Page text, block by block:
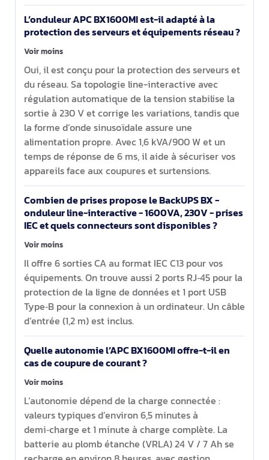
L’onduleur APC BX1600MI est-il adapté à la
protection des serveurs et équipements réseau ?
Voir moins
Oui, il est conçu pour la protection des serveurs et
du réseau. Sa topologie line-interactive avec
régulation automatique de la tension stabilise la
sortie à 230 V et corrige les variations, tandis que
la forme d’onde sinusoïdale assure une
alimentation propre. Avec 1,6 kVA/900 W et un
temps de réponse de 6 ms, il aide à sécuriser vos
appareils face aux coupures et surtensions.
Combien de prises propose le BackUPS BX -
onduleur line-interactive - 1600VA, 230V - prises
IEC et quels connecteurs sont disponibles ?
Voir moins
Il offre 6 sorties CA au format IEC C13 pour vos
équipements. On trouve aussi 2 ports RJ‑45 pour la
protection de la ligne de données et 1 port USB
Type‑B pour la connexion à un ordinateur. Un câble
d’entrée (1,2 m) est inclus.
Quelle autonomie l’APC BX1600MI offre-t-il en
cas de coupure de courant ?
Voir moins
L’autonomie dépend de la charge connectée :
valeurs typiques d’environ 6,5 minutes à
demi‑charge et 1 minute à charge complète. La
batterie au plomb étanche (VRLA) 24 V / 7 Ah se